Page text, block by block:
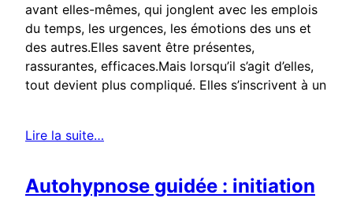
avant elles-mêmes, qui jonglent avec les emplois
du temps, les urgences, les émotions des uns et
des autres.Elles savent être présentes,
rassurantes, efficaces.Mais lorsqu’il s’agit d’elles,
tout devient plus compliqué. Elles s’inscrivent à un
Lire la suite…
Autohypnose guidée : initiation